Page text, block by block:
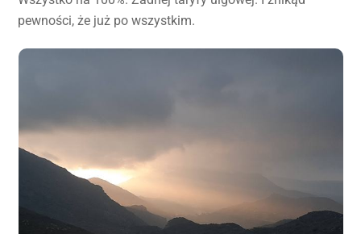
pewności, że już po wszystkim.